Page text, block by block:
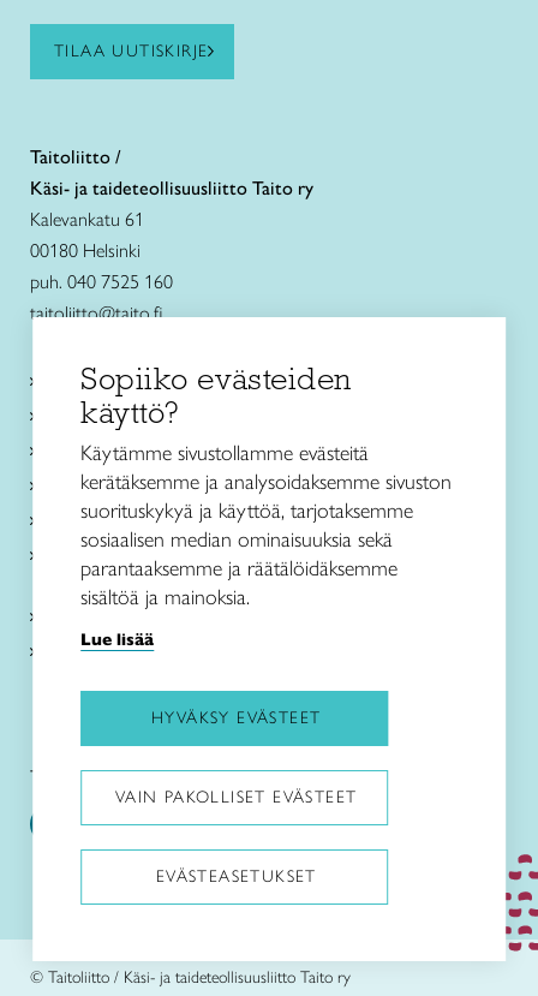
TILAA UUTISKIRJE
Taitoliitto /
Käsi- ja taideteollisuusliitto Taito ry
Kalevankatu 61
00180 Helsinki
puh. 040 7525 160
taitoliitto@taito.fi
Käsityökurssit ja koulutus
Ajankohtaista
Käsityöohjeet
Me olemme Taito
Paikallinen toiminta
Verkkokaupat
Kirjaudu Arviin
Kirjaudu Taitocampukseen
Taitoliitto: Taito-lehti:
© Taitoliitto / Käsi- ja taideteollisuusliitto Taito ry
Sopiiko evästeiden
käyttö?
Käytämme sivustollamme evästeitä
kerätäksemme ja analysoidaksemme sivuston
suorituskykyä ja käyttöä, tarjotaksemme
sosiaalisen median ominaisuuksia sekä
parantaaksemme ja räätälöidäksemme
sisältöä ja mainoksia.
Lue lisää
HYVÄKSY EVÄSTEET
VAIN PAKOLLISET EVÄSTEET
EVÄSTEASETUKSET